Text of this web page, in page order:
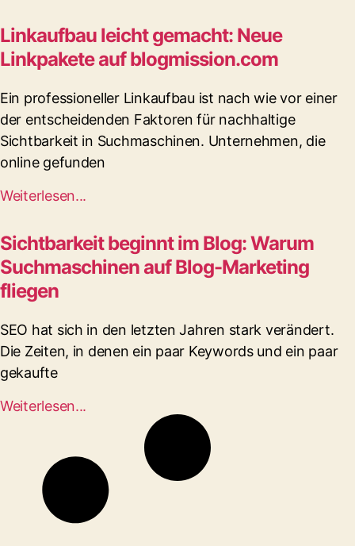
Linkaufbau leicht gemacht: Neue
Linkpakete auf blogmission.com
Ein professioneller Linkaufbau ist nach wie vor einer
der entscheidenden Faktoren für nachhaltige
Sichtbarkeit in Suchmaschinen. Unternehmen, die
online gefunden
Weiterlesen...
Sichtbarkeit beginnt im Blog: Warum
Suchmaschinen auf Blog-Marketing
fliegen
SEO hat sich in den letzten Jahren stark verändert.
Die Zeiten, in denen ein paar Keywords und ein paar
gekaufte
Weiterlesen...